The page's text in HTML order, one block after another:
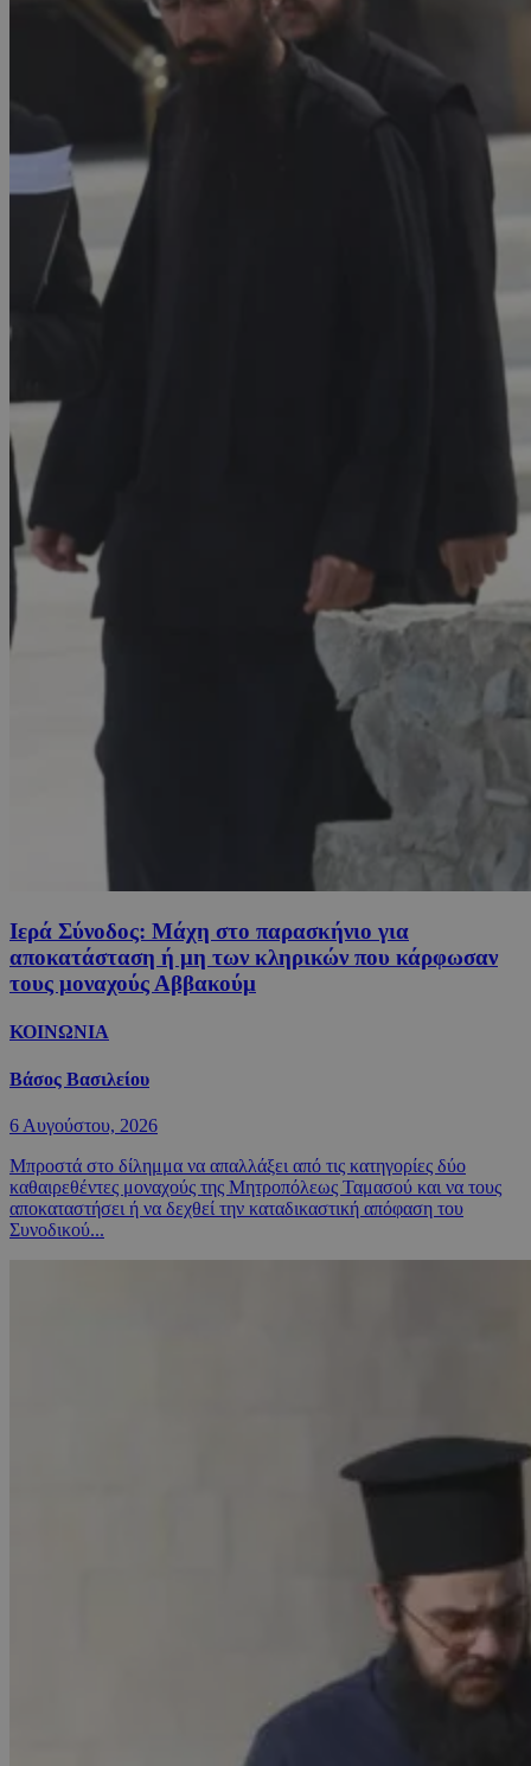
Ιερά Σύνοδος: Μάχη στο παρασκήνιο για
αποκατάσταση ή μη των κληρικών που κάρφωσαν
τους μοναχούς Αββακούμ
ΚΟΙΝΩΝΙΑ
Βάσος Βασιλείου
6 Αυγούστου, 2026
Μπροστά στο δίλημμα να απαλλάξει από τις κατηγορίες δύο
καθαιρεθέντες μοναχούς της Μητροπόλεως Ταμασού και να τους
αποκαταστήσει ή να δεχθεί την καταδικαστική απόφαση του
Συνοδικού...